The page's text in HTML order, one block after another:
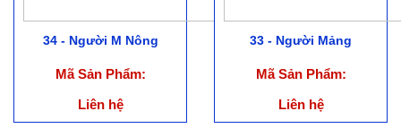
34 - Người M Nông
Mã Sản Phẩm:
Liên hệ
33 - Người Mảng
Mã Sản Phẩm:
Liên hệ